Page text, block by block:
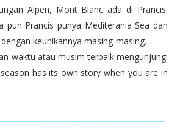
Alpen, Mont Blanc ada di Prancis.
pun Prancis punya Mediterania Sea dan
keunikannya masing-masing.
waktu atau musim terbaik mengunjungi
has its own story when you are in